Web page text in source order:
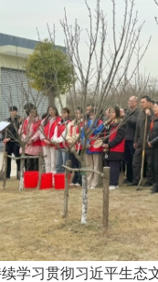
学习贯彻习近平生态